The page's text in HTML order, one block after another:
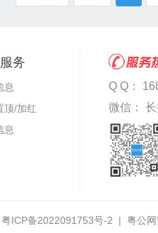
务
息
顶/加红
息
Q Q：
微信：
粤ICP备2022091753号-2 | 粤公